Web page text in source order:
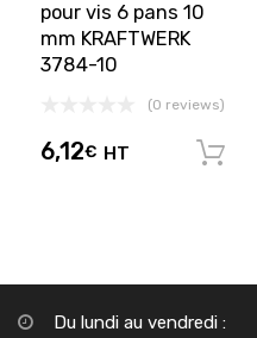
pour vis 6 pans 10
mm KRAFTWERK
3784-10
(0 reviews)
6,12€ HT
Du lundi au vendredi :